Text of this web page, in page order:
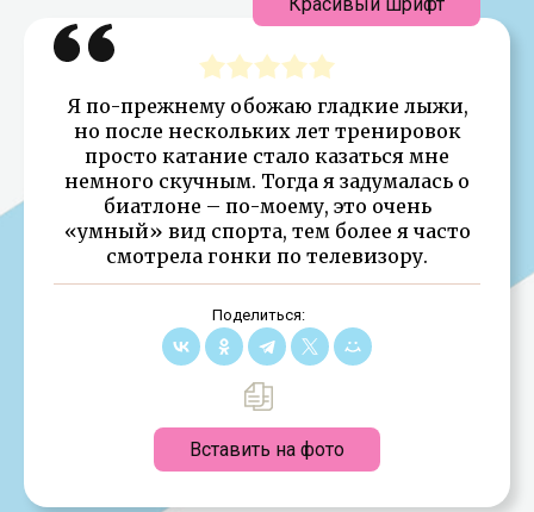
Я по-прежнему обожаю гладкие лыжи,
но после нескольких лет тренировок
просто катание стало казаться мне
немного скучным. Тогда я задумалась о
биатлоне – по-моему, это очень
«умный» вид спорта, тем более я часто
смотрела гонки по телевизору.
Поделиться:
Вставить на фото